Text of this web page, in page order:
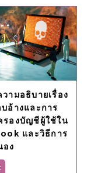
ามอธิบายเรื่อง
อ้างและการ
รองบัญชีผู้ใช้ใน
และวิธีการ
ง